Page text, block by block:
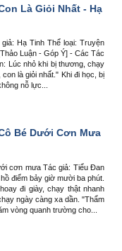
Là Giỏi Nhất - Hạ
Hạ Tinh Thể loại: Truyện
Luận - Góp Ý] - Các Tác
Lúc nhỏ khi bị thương, chạy
là giỏi nhất." Khi đi học, bị
nỗ lực...
Bé Dưới Cơn Mưa
cơn mưa Tác giả: Tiểu Đan
điểm bảy giờ mười ba phút.
đi giày, chạy thật nhanh
ngày càng xa dần. "Thẩm
vòng quanh trường cho...